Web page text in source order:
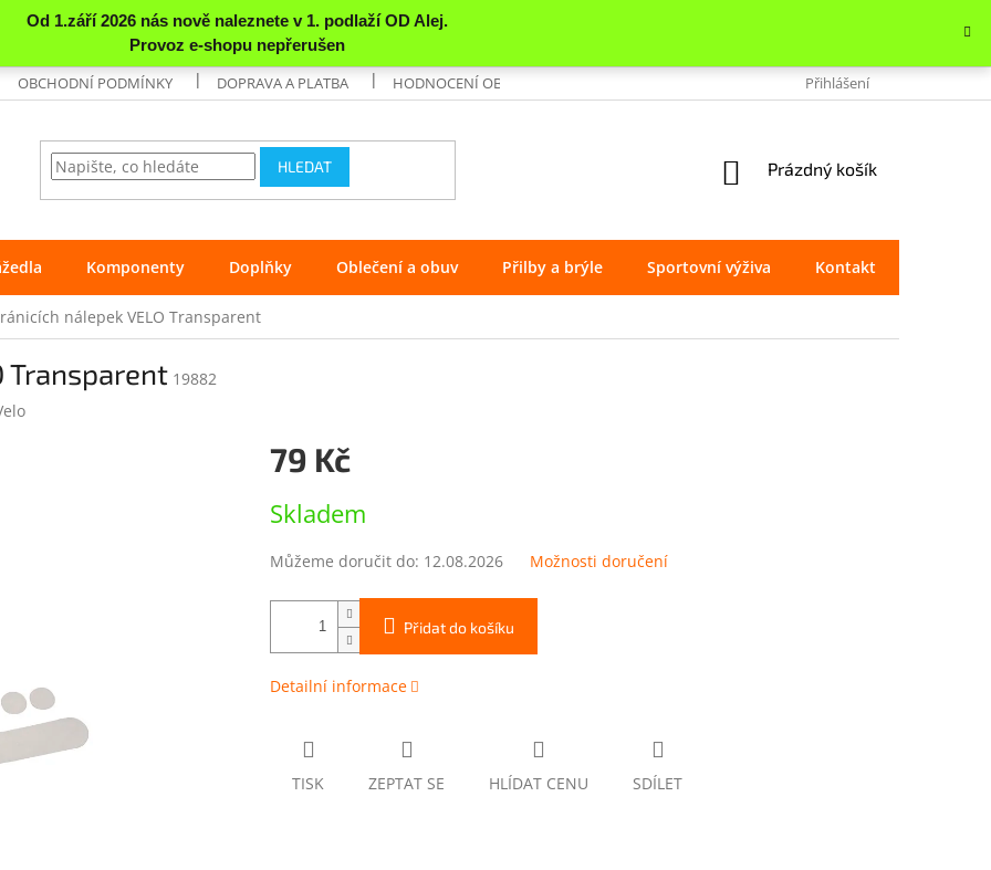
OBCHODNÍ PODMÍNKY DOPRAVA A PLATBA HODNOCENÍ OBCHODU REKLAMACE OCHRANA
Přihlášení
HLEDAT
NÁKUPNÍ
Prázdný košík
Komponenty Doplňky Oblečení a obuv Přilby a brýle Sportovní výživa Kontakt
nálepek VELO Transparent
Transparent 19882
79 Kč
cena:
Skladem
Můžeme doručit do: 12.08.2026 Možnosti doručení
Přidat do košíku
Detailní informace
TISK ZEPTAT SE HLÍDAT CENU SDÍLET